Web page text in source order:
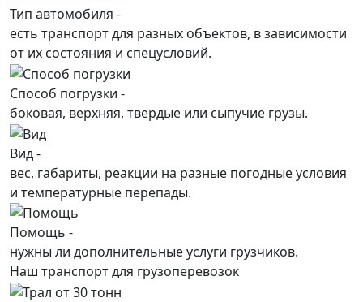
Тип автомобиля -
есть транспорт для разных объектов, в зависимости
от их состояния и спецусловий.
Способ погрузки -
боковая, верхняя, твердые или сыпучие грузы.
Вид -
вес, габариты, реакции на разные погодные условия
и температурные перепады.
Помощь -
нужны ли дополнительные услуги грузчиков.
Наш транспорт для грузоперевозок